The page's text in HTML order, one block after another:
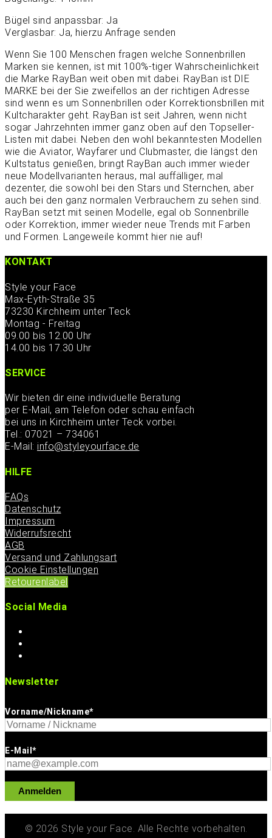
Bügel sind anpassbar: Ja
Verglasbar: Ja, hierzu Anfrage senden
Wenn Sie 100 Menschen fragen welche Sonnenbrillen
Marken sie kennen, ist mit 100%-tiger Wahrscheinlichkeit
die Marke RayBan weit oben mit dabei. RayBan ist DIE
MARKE bei der Sie zweifellos an der richtigen Adresse
sind wenn es um Sonnenbrillen oder Korrektionsbrillen mit
Kultcharakter geht. RayBan ist seit Jahren, wenn nicht
sogar Jahrzehnten immer ganz oben auf den Topseller-
Listen mit dabei. Neben den wohl bekanntesten Modellen
wie die Aviator, Wayfarer und Clubmaster, die längst den
Kultstatus genießen, bringt RayBan auch immer wieder
neue Modellvarianten heraus, mal auffälliger, mal
dezenter, die sowohl bei den Stars und Sternchen, aber
auch bei den ganz normalen Verbrauchern zu sehen sind.
RayBan setzt mit seinen Modelle, egal ob Sonnenbrille
oder Korrektion, immer wieder neue Trends mit Farben
und Formen. Langeweile kommt hier nie auf!
KONTAKT
Style your Face
Max-Eyth-Straße 35
73230 Kirchheim unter Teck
Montag - Freitag
09.00 bis 12.00 Uhr
14.00 bis 17.30 Uhr
SERVICE
Wir bieten dir eine individuelle Beratung
per E-Mail, am Telefon oder schau einfach
bei uns in Kirchheim unter Teck vorbei.
Tel.: 07021 – 734061
E-Mail: info@styleyourface.de
HILFE
FAQs
Datenschutz
Impressum
Widerrufsrecht
AGB
Versand und Zahlungsart
Cookie Einstellungen
Retourenlabel
Social Media
Newsletter
Vorname/Nickname*
E-Mail*
Anmelden
© 2026 Style your Face. Alle Rechte vorbehalten.